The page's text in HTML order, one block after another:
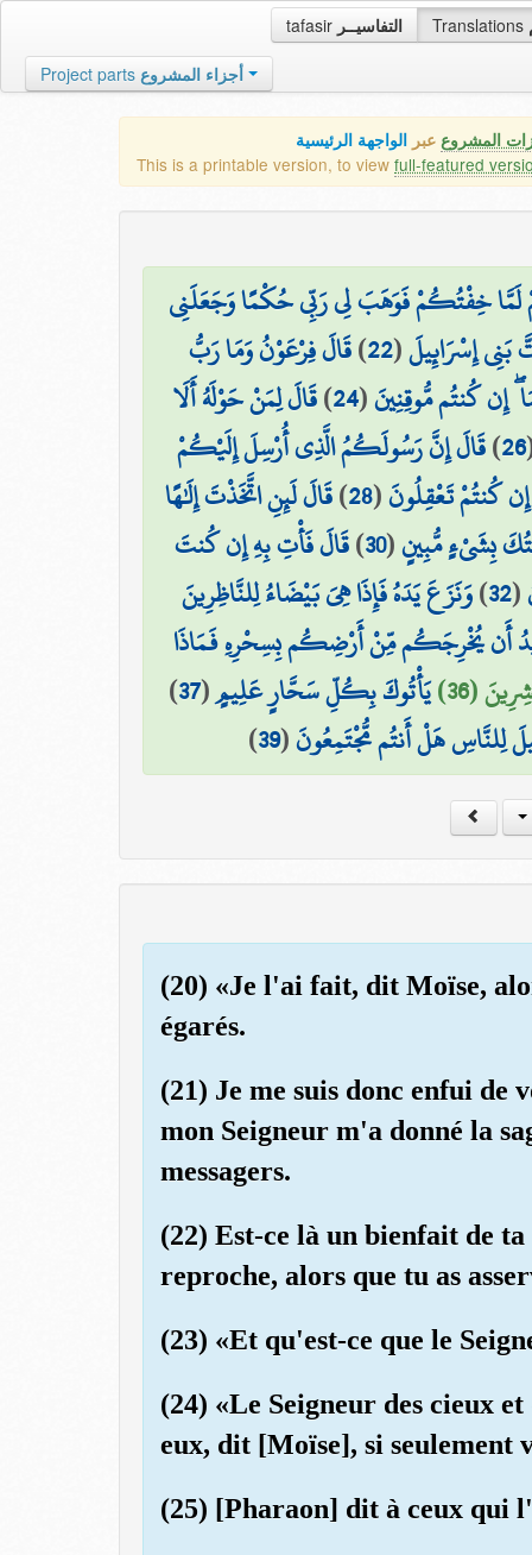
tafasir التفاسيــر Translations
Project parts أجزاء المشروع
المشروع عبر الواجهة الرئيسية
This is a printable version, to view full-featured
خِفْتُكُمْ فَوَهَبَ لِي رَبِّي حُكْمًا وَجَعَلَنِي
إِسْرَائِيلَ(
22
)قَالَ فِرْعَوْنُ وَمَا رَبُّ
إِن كُنتُم مُّوقِنِينَ(
24
)قَالَ لِمَنْ حَوْلَهُ أَلَا
26
)قَالَ إِنَّ رَسُولَكُمُ الَّذِي أُرْسِلَ إِلَيْكُمْ
كُنتُمْ تَعْقِلُونَ(
28
)قَالَ لَئِنِ اتَّخَذْتَ إِلَٰهًا
بِشَيْءٍ مُّبِينٍ(
30
)قَالَ فَأْتِ بِهِ إِن كُنتَ
(
32
)وَنَزَعَ يَدَهُ فَإِذَا هِيَ بَيْضَاءُ لِلنَّاظِرِينَ
أَن يُخْرِجَكُم مِّنْ أَرْضِكُم بِسِحْرِهِ فَمَاذَا
(36)
يَأْتُوكَ بِكُلِّ سَحَّارٍ عَلِيمٍ(
37
)
لِلنَّاسِ هَلْ أَنتُم مُّجْتَمِعُونَ(
39
)
(20) «Je l'ai fait, dit Moïse,
égarés.
(21) Je me suis donc enfui de
mon Seigneur m'a donné la
messagers.
(22) Est-ce là un bienfait de
reproche, alors que tu as
(23) «Et qu'est-ce que le
(24) «Le Seigneur des cieux
eux, dit [Moïse], si seulement
(25) [Pharaon] dit à ceux qui